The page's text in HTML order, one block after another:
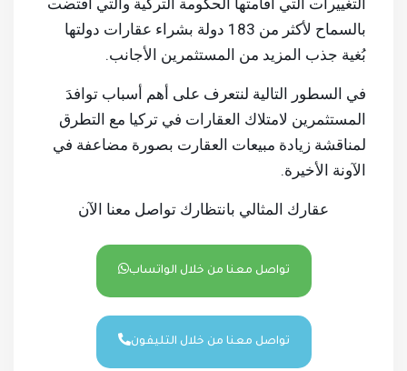
بالسماح لأكثر من 183 دولة بشراء عقارات دولتها
بُغية جذب المزيد من المستثمرين الأجانب.
في السطور التالية لنتعرف على أهم أسباب توافدَ
المستثمرين لامتلاك العقارات في تركيا مع التطرق
لمناقشة زيادة مبيعات العقارت بصورة مضاعفة في
الآونة الأخيرة.
عقارك المثالي بانتظارك تواصل معنا الآن
تواصل معنا من خلال الواتساب
تواصل معنا من خلال التليفون